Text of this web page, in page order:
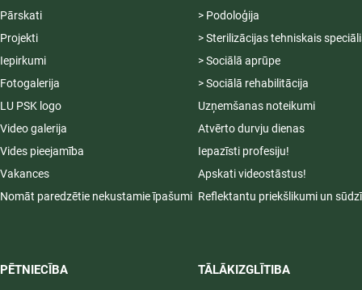
Pārskati
Projekti
Iepirkumi
Fotogalerija
LU PSK logo
Video galerija
Vides pieejamība
Vakances
Nomāt paredzētie nekustamie īpašumi
PĒTNIECĪBA
> Podoloģija
> Sterilizācijas tehniskais
> Sociālā aprūpe
> Sociālā rehabilitācija
Uzņemšanas noteikumi
Atvērto durvju dienas
Iepazīsti profesiju!
Apskati videostāstus!
Reflektantu priekšlikumi un
TĀLĀKIZGLĪTIBA